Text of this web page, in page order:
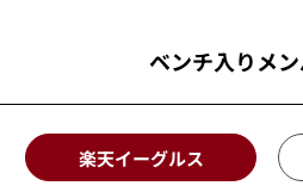
ベンチ入りメ
楽天イーグルス